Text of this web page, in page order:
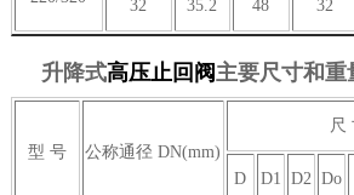
32 35.2 48 32
升降式高压止回阀主要尺寸和重
型 号 公称通径 DN(mm)
尺
D D1 D2 Do